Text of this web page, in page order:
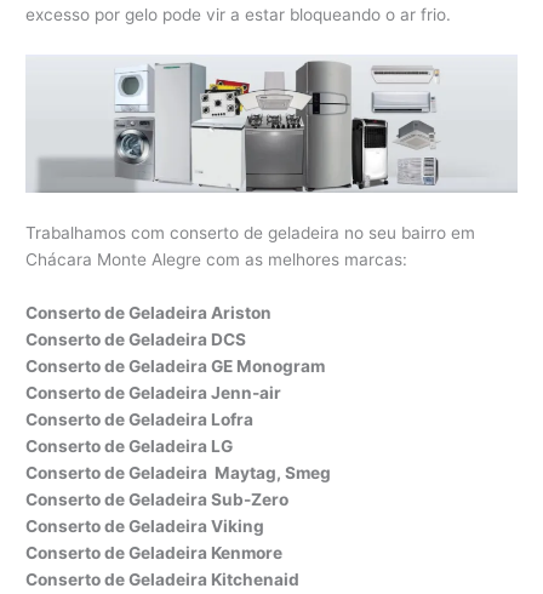
excesso por gelo pode vir a estar bloqueando o ar frio.
Trabalhamos com conserto de geladeira no seu bairro em
Chácara Monte Alegre com as melhores marcas:
Conserto de Geladeira Ariston
Conserto de Geladeira DCS
Conserto de Geladeira GE Monogram
Conserto de Geladeira Jenn-air
Conserto de Geladeira Lofra
Conserto de Geladeira LG
Conserto de Geladeira Maytag, Smeg
Conserto de Geladeira Sub-Zero
Conserto de Geladeira Viking
Conserto de Geladeira Kenmore
Conserto de Geladeira Kitchenaid